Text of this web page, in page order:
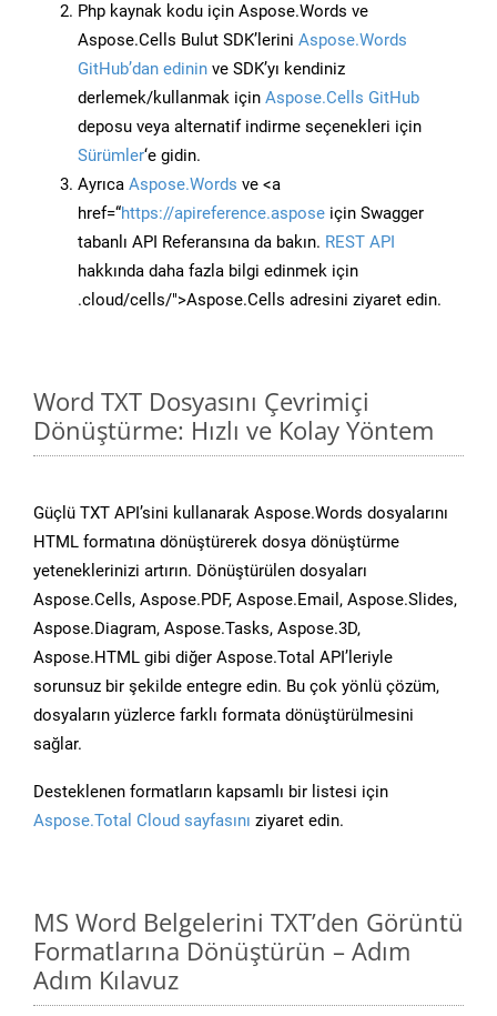
Php kaynak kodu için Aspose.Words ve
Aspose.Cells Bulut SDK’lerini Aspose.Words
GitHub’dan edinin ve SDK’yı kendiniz
derlemek/kullanmak için Aspose.Cells GitHub
deposu veya alternatif indirme seçenekleri için
Sürümler‘e gidin.
Ayrıca Aspose.Words ve <a
href=“https://apireference.aspose için Swagger
tabanlı API Referansına da bakın. REST API
hakkında daha fazla bilgi edinmek için
.cloud/cells/">Aspose.Cells adresini ziyaret edin.
Word TXT Dosyasını Çevrimiçi
Dönüştürme: Hızlı ve Kolay Yöntem
Güçlü TXT API’sini kullanarak Aspose.Words dosyalarını
HTML formatına dönüştürerek dosya dönüştürme
yeteneklerinizi artırın. Dönüştürülen dosyaları
Aspose.Cells, Aspose.PDF, Aspose.Email, Aspose.Slides,
Aspose.Diagram, Aspose.Tasks, Aspose.3D,
Aspose.HTML gibi diğer Aspose.Total API’leriyle
sorunsuz bir şekilde entegre edin. Bu çok yönlü çözüm,
dosyaların yüzlerce farklı formata dönüştürülmesini
sağlar.
Desteklenen formatların kapsamlı bir listesi için
Aspose.Total Cloud sayfasını ziyaret edin.
MS Word Belgelerini TXT’den Görüntü
Formatlarına Dönüştürün – Adım
Adım Kılavuz